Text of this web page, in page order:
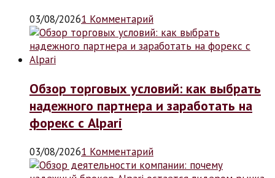
03/08/20261 Комментарий
Обзор торговых условий: как выбрать
надежного партнера и заработать на
форекс с Alpari
03/08/20261 Комментарий